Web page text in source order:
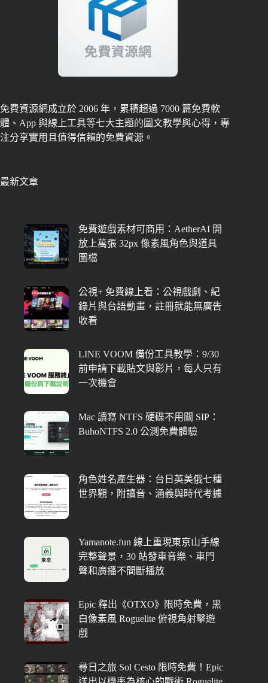
免費資源網成立於 2006 年，累積超過 7000 篇免費軟
體、App 與線上工具等七大主題的圖文教學與心得，專
注分享實用且值得信賴的免費資源。
最新文章
免費遊戲素材可商用：AetherAI 開
放上萬張 32px 像素風角色與道具
圖檔
公視+ 免費線上看：公視戲劇、紀
錄片與台語動畫，註冊就能無廣告
收看
LINE VOOM 備份工具教學：9/30
前申請下載貼文與影片，每人只有
一次機會
Mac 讀寫 NTFS 硬碟不用關 SIP：
BuhoNTFS 2.0 公測免費體驗
角色姓名產生器：台日英美俄七種
世界觀，附讀音、涵義與時代考據
Yamanote.fun 線上重現東京山手線
完整聲景，30 站發車音樂、車門
聲和廣播不間斷播放
Epic 釋出《OTXO》限時免費，黑
白像素風 Roguelite 俯視角射擊遊
戲
尋日之旅 Sol Cesto 限時免費！Epic